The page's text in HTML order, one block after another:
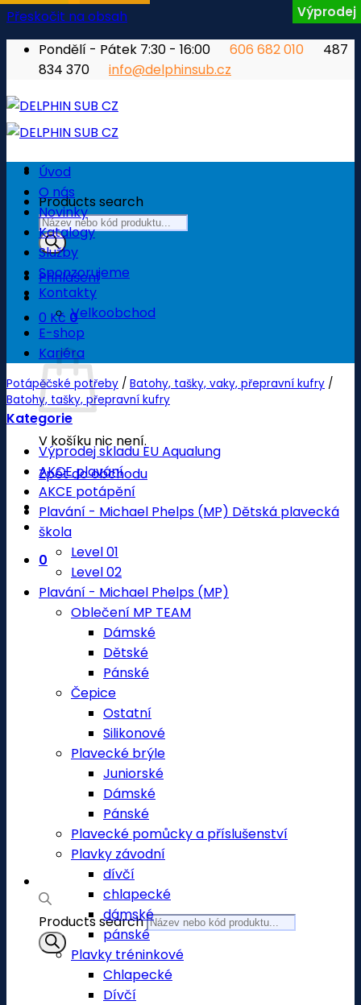
Přeskočit na obsah
Pondělí - Pátek 7:30 - 16:00
606 682 010
487
834 370
info@delphinsub.cz
Products search
Přihlášení
0 Kč 0
Košík
V košíku nic není.
Zpět do obchodu
0
Products search
Úvod
O nás
Novinky
Katalogy
Služby
Sponzorujeme
Kontakty
Velkoobchod
E-shop
Kariéra
Potápěčské potřeby / Batohy, tašky, vaky, přepravní kufry /
Batohy, tašky, přepravní kufry
Kategorie
Výprodej skladu EU Aqualung
AKCE plavání
AKCE potápění
Plavání - Michael Phelps (MP) Dětská plavecká
škola
Level 01
Level 02
Plavání - Michael Phelps (MP)
Oblečení MP TEAM
Dámské
Dětské
Pánské
Čepice
Ostatní
Silikonové
Plavecké brýle
Juniorské
Dámské
Pánské
Plavecké pomůcky a příslušenství
Plavky závodní
dívčí
chlapecké
dámské
pánské
Plavky tréninkové
Chlapecké
Dívčí
Výprodej